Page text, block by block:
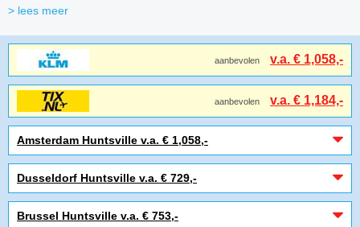
> lees meer
aanbevolen v.a. € 1,058,-
aanbevolen v.a. € 1,184,-
Amsterdam Huntsville v.a. € 1,058,-
Dusseldorf Huntsville v.a. € 729,-
Brussel Huntsville v.a. € 753,-